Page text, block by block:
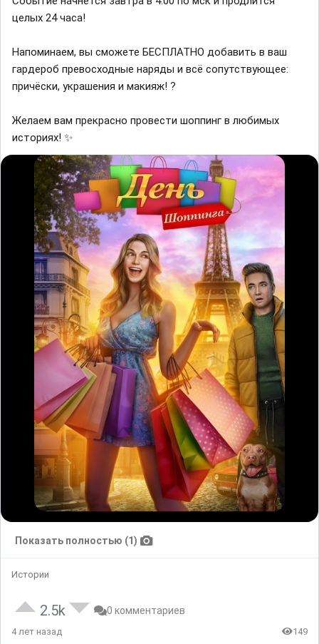
целых 24 часа!
Напоминаем, вы сможете БЕСПЛАТНО добавить в ваш
гардероб превосходные наряды и всё сопутствующее:
причёски, украшения и макияж! ?
Желаем вам прекрасно провести шоппинг в любимых
историях! ✨
Показать полностью (1)
Истории
2.5k 0 комментариев
4 лет назад 149